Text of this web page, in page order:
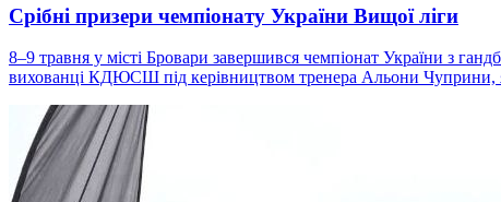
Срібні призери чемпіонату України Вищої ліги
8–9 травня у місті Бровари завершився чемпіонат України з
вихованці КДЮСШ під керівництвом тренера Альони Чуприни,